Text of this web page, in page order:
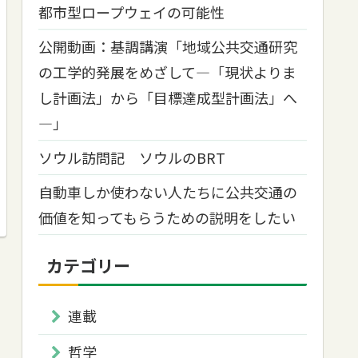
都市型ロープウェイの可能性
公開動画：基調講演「地域公共交通研究
の工学的発展をめざして―「現状よりま
し計画法」から「目標達成型計画法」へ
―」
ソウル訪問記 ソウルのBRT
自動車しか使わない人たちに公共交通の
価値を知ってもらうための説明をしたい
カテゴリー
連載
哲学